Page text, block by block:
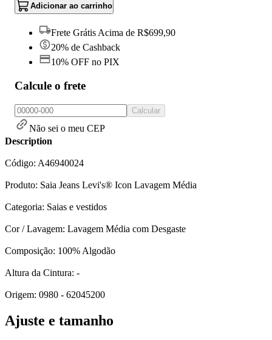
Adicionar ao carrinho
Frete Grátis Acima de R$699,90
20% de Cashback
10% OFF no PIX
Calcule o frete
Calcular
Não sei o meu CEP
Description
Código: A46940024
Produto: Saia Jeans Levi's® Icon Lavagem Média
Categoria: Saias e vestidos
Cor / Lavagem: Lavagem Média com Desgaste
Composição: 100% Algodão
Altura da Cintura: -
Origem: 0980 - 62045200
Ajuste e tamanho